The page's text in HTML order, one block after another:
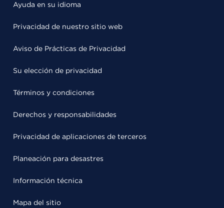
Ayuda en su idioma
Privacidad de nuestro sitio web
Aviso de Prácticas de Privacidad
Su elección de privacidad
Términos y condiciones
Derechos y responsabilidades
Privacidad de aplicaciones de terceros
Planeación para desastres
Información técnica
Mapa del sitio